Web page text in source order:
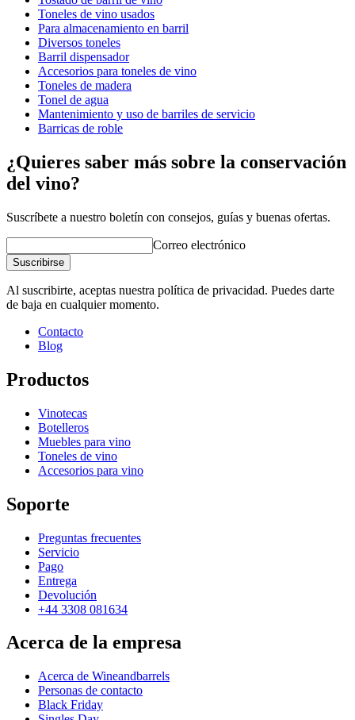
Todas nuestras barricas de envejecimiento tienen un tostado
medio.
El accesorio está incluido.
Soporte y grifo (no tiene ningún agujero para grifo) no
incluidos. Deben pedirse por separado. Mira
barriles/productos relacionados.
Peso (kg)16
Toneles de vino usados
Para almacenamiento en barril
Diversos toneles
Barril dispensador
Accesorios para toneles de vino
Toneles de madera
Tonel de agua
Mantenimiento y uso de barriles de servicio
Barricas de roble
¿Quieres saber más sobre la conservación
del vino?
Suscríbete a nuestro boletín con consejos, guías y buenas ofertas.
Correo electrónico
Suscribirse
Al suscribirte, aceptas nuestra política de privacidad. Puedes darte
de baja en cualquier momento.
Contacto
Blog
Productos
Vinotecas
Botelleros
Muebles para vino
Toneles de vino
Accesorios para vino
Soporte
Preguntas frecuentes
Servicio
Pago
Entrega
Devolución
+44 3308 081634
Acerca de la empresa
Acerca de Wineandbarrels
Personas de contacto
Black Friday